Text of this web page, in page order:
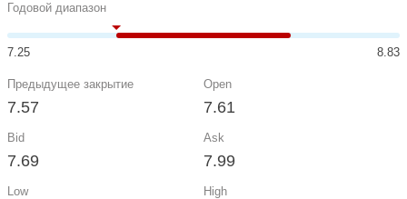
Годовой диапазон
7.25 8.83
Предыдущее закрытие
7.57
Open
7.61
Bid
7.69
Ask
7.99
Low High